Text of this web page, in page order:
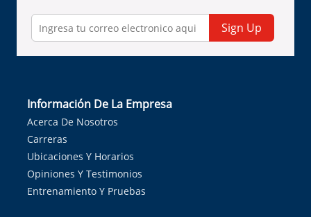
Sign Up
Información De La Empresa
Acerca De Nosotros
Carreras
Ubicaciones Y Horarios
Opiniones Y Testimonios
Entrenamiento Y Pruebas